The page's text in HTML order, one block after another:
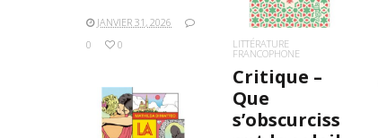
JANVIER 31, 2026
0
0 LITTÉRATURE
FRANCOPHONE
Critique –
Que
s’obscurciss